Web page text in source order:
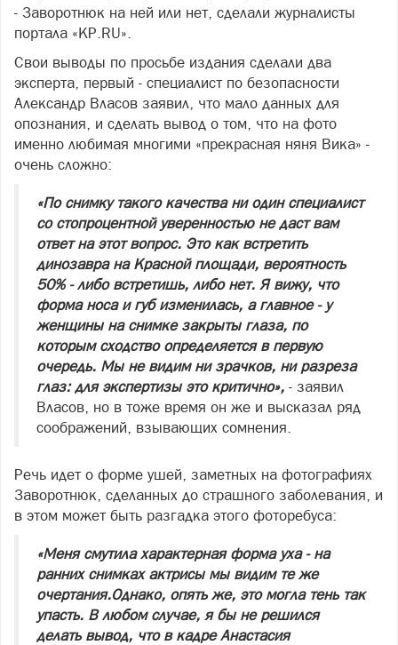
- Заворотнюк на ней или нет, сделали журналисты
портала «KP.RU».
Свои выводы по просьбе издания сделали два
эксперта, первый - специалист по безопасности
Александр Власов заявил, что мало данных для
опознания, и сделать вывод о том, что на фото
именно любимая многими «прекрасная няня Вика» -
очень сложно:
«По снимку такого качества ни один специалист
со стопроцентной уверенностью не даст вам
ответ на этот вопрос. Это как встретить
динозавра на Красной площади, вероятность
50% - либо встретишь, либо нет. Я вижу, что
форма носа и губ изменилась, а главное - у
женщины на снимке закрыты глаза, по
которым сходство определяется в первую
очередь. Мы не видим ни зрачков, ни разреза
глаз: для экспертизы это критично», - заявил
Власов, но в тоже время он же и высказал ряд
соображений, взывающих сомнения.
Речь идет о форме ушей, заметных на фотографиях
Заворотнюк, сделанных до страшного заболевания, и
в этом может быть разгадка этого фоторебуса:
«Меня смутила характерная форма уха - на
ранних снимках актрисы мы видим те же
очертания.Однако, опять же, это могла тень так
упасть. В любом случае, я бы не решился
делать вывод, что в кадре Анастасия